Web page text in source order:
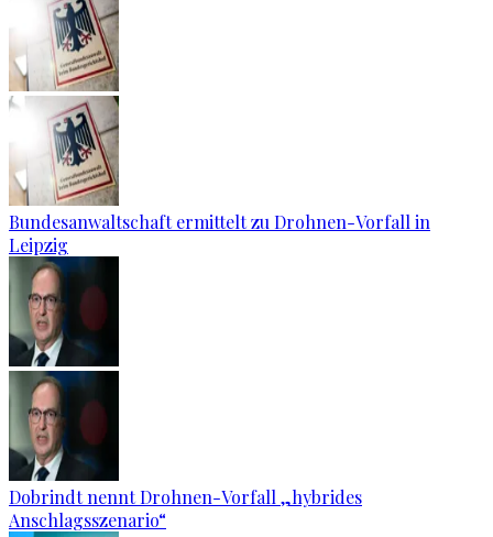
Bundesanwaltschaft ermittelt zu Drohnen-Vorfall in
Leipzig
Dobrindt nennt Drohnen-Vorfall „hybrides
Anschlagsszenario“